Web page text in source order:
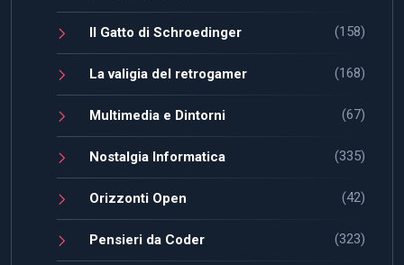
Il Gatto di Schroedinger (158)
La valigia del retrogamer (168)
Multimedia e Dintorni (67)
Nostalgia Informatica (335)
Orizzonti Open (42)
Pensieri da Coder (323)